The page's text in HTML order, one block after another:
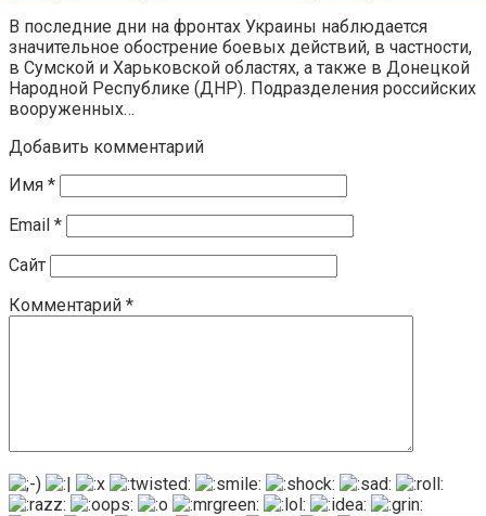
В последние дни на фронтах Украины наблюдается
значительное обострение боевых действий, в частности,
в Сумской и Харьковской областях, а также в Донецкой
Народной Республике (ДНР). Подразделения российских
вооруженных…
Добавить комментарий
Имя *
Email *
Сайт
Комментарий *